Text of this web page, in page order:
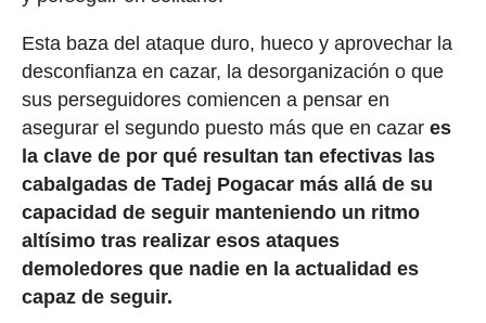
Esta baza del ataque duro, hueco y aprovechar la
desconfianza en cazar, la desorganización o que
sus perseguidores comiencen a pensar en
asegurar el segundo puesto más que en cazar es
la clave de por qué resultan tan efectivas las
cabalgadas de Tadej Pogacar más allá de su
capacidad de seguir manteniendo un ritmo
altísimo tras realizar esos ataques
demoledores que nadie en la actualidad es
capaz de seguir.